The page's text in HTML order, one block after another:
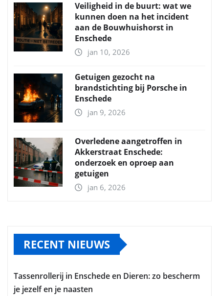
Veiligheid in de buurt: wat we
kunnen doen na het incident
aan de Bouwhuishorst in
Enschede
jan 10, 2026
Getuigen gezocht na
brandstichting bij Porsche in
Enschede
jan 9, 2026
Overledene aangetroffen in
Akkerstraat Enschede:
onderzoek en oproep aan
getuigen
jan 6, 2026
RECENT NIEUWS
Tassenrollerij in Enschede en Dieren: zo bescherm
je jezelf en je naasten